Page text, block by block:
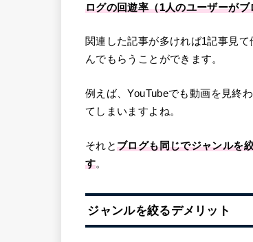
ログの回遊率（1人のユーザーが
関連した記事が多ければ1記事見
んでもらうことができます。
例えば、YouTubeでも動画を見終
てしまいますよね。
それとブログも同じでジャンルを
す。
ジャンルを絞るデメリット